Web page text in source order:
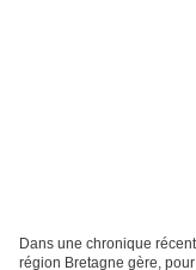
Dans une chronique
région Bretagne gère,